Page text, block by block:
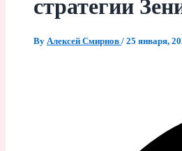
стратегии
By Алексей Смирнов / 25 января,